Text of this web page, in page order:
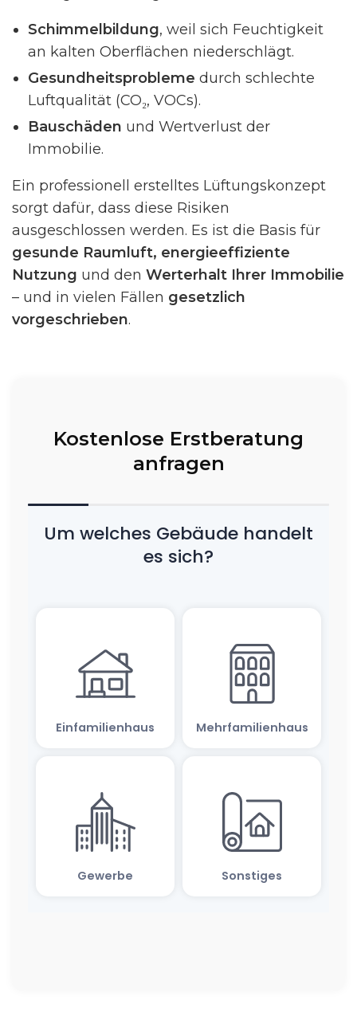
Schimmelbildung, weil sich Feuchtigkeit
an kalten Oberflächen niederschlägt.
Gesundheitsprobleme durch schlechte
Luftqualität (CO₂, VOCs).
Bauschäden und Wertverlust der
Immobilie.
Ein professionell erstelltes Lüftungskonzept
sorgt dafür, dass diese Risiken
ausgeschlossen werden. Es ist die Basis für
gesunde Raumluft, energieeffiziente
Nutzung und den Werterhalt Ihrer Immobilie
– und in vielen Fällen gesetzlich
vorgeschrieben.
Kostenlose Erstberatung
anfragen